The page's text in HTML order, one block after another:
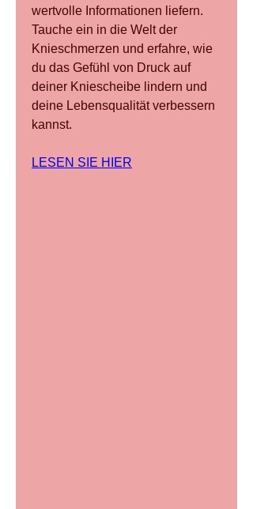
wertvolle Informationen liefern.
Tauche ein in die Welt der
Knieschmerzen und erfahre, wie
du das Gefühl von Druck auf
deiner Kniescheibe lindern und
deine Lebensqualität verbessern
kannst.
LESEN SIE HIER